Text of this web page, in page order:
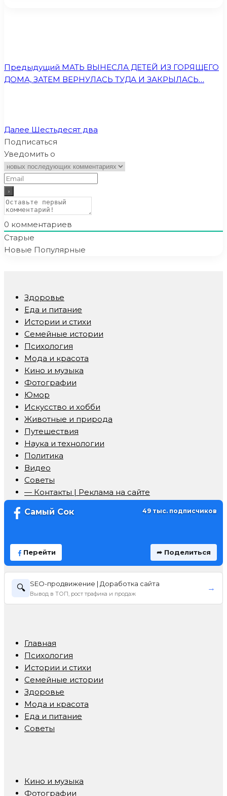
Предыдущий МАТЬ ВЫНЕСЛА ДЕТЕЙ ИЗ ГОРЯЩЕГО
ДОМА, ЗАТЕМ ВЕРНУЛАСЬ ТУДА И ЗАКРЫЛАСЬ…
Далее Шестьдесят два
Подписаться
Уведомить о
0 комментариев
Старые
Новые Популярные
Здоровье
Еда и питание
Истории и стихи
Семейные истории
Психология
Мода и красота
Кино и музыка
Фотографии
Юмор
Искусство и хобби
Животные и природа
Путешествия
Наука и технологии
Политика
Видео
Советы
— Контакты | Реклама на сайте
Самый Сок 49 тыс. подписчиков
Перейти ➦ Поделиться
🔍 SEO-продвижение | Доработка сайта
Вывод в ТОП, рост трафика и продаж
→
Главная
Психология
Истории и стихи
Семейные истории
Здоровье
Мода и красота
Еда и питание
Советы
Кино и музыка
Фотографии